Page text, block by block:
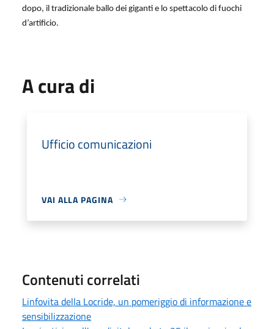
dopo, il tradizionale ballo dei giganti e lo spettacolo di fuochi
d’artificio.
A cura di
Ufficio comunicazioni
VAI ALLA PAGINA
Contenuti correlati
Linfovita della Locride, un pomeriggio di informazione e
sensibilizzazione